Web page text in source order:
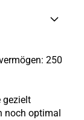
250
gezielt
noch optimal